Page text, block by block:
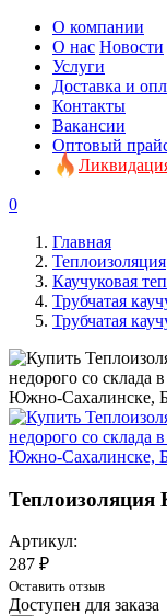
О компании
О нас Новости
Услуги
Доставка и
Контакты
Вакансии
Оптовый
0
Главная
Теплоизоляция
Каучуковая
Трубчатая
Трубчатая
Теплоизоляция
Артикул:
287 ₽
Оставить отзыв
Доступен для заказа